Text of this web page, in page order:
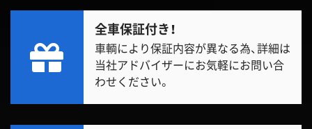
全車保証付き！
車輌により保証内容が異なる為、詳細は
当社アドバイザーにお気軽にお問い合
わせください。